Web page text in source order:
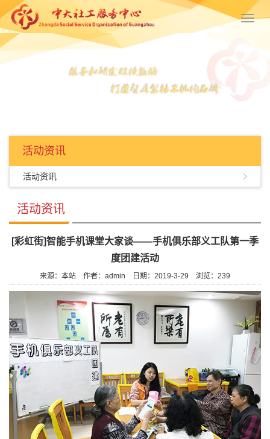
活动资讯
活动资讯
活动资讯
[彩虹街]智能手机课堂大家谈——手机俱乐部义工队第一季
度团建活动
来源：本站 作者：admin 日期：2019-3-29 浏览： 239